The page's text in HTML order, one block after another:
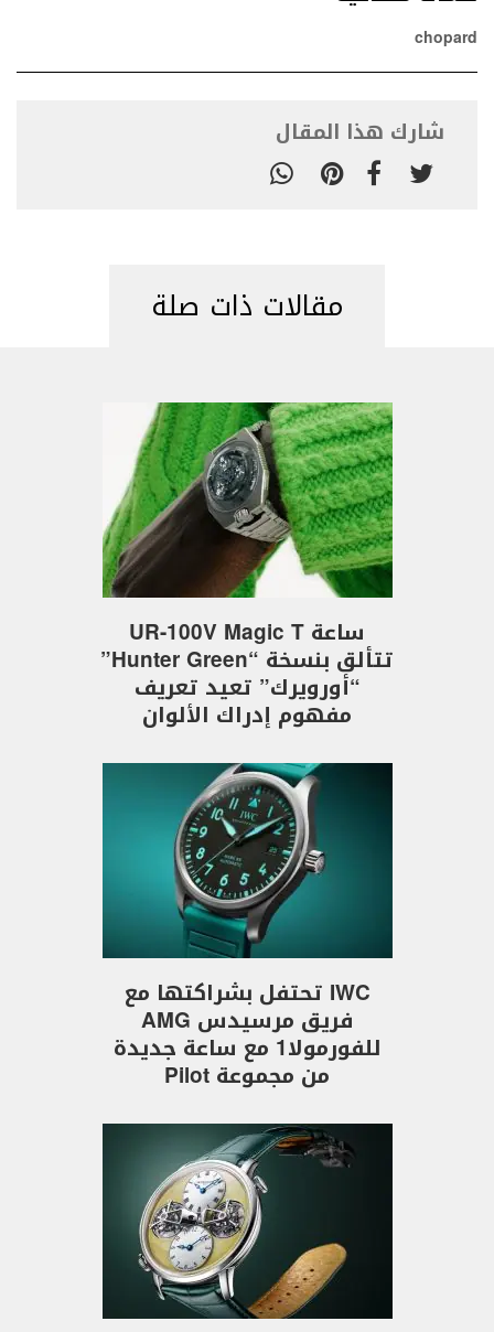
chopard
شارك هذا المقال
مقالات ذات صلة
ساعة UR-100V Magic T
تتألق بنسخة “Hunter Green”
“أورويرك” تعيد تعريف
مفهوم إدراك الألوان
IWC تحتفل بشراكتها مع
فريق مرسيدس AMG
للفورمولا1 مع ساعة جديدة
من مجموعة Pilot